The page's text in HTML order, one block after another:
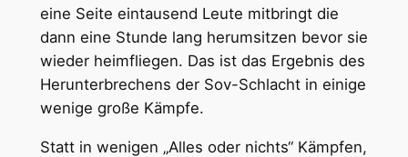
eine Seite eintausend Leute mitbringt die
dann eine Stunde lang herumsitzen bevor sie
wieder heimfliegen. Das ist das Ergebnis des
Herunterbrechens der Sov-Schlacht in einige
wenige große Kämpfe.
Statt in wenigen „Alles oder nichts“ Kämpfen,